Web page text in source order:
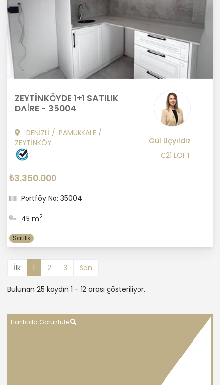
ZEYTİNKÖYDE 1+1 SATILIK
DAİRE - 35004
DENİZLİ / PAMUKKALE /
ZEYTİNKÖY
Gül Üçyıldız
C21 LOFT
₺3.350.000
Portföy No: 35004
45 m2
Satılık
İlk 1 2 3 Son
Bulunan 25 kaydın 1 - 12 arası gösteriliyor.
Haritada Görüntüle